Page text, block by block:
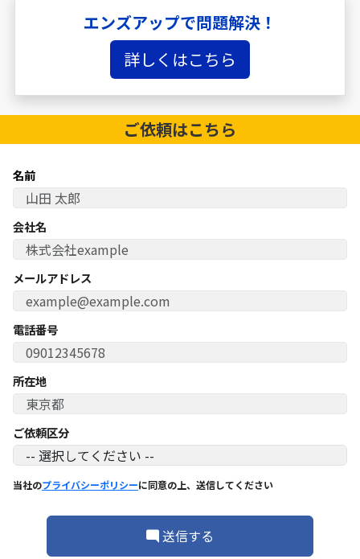
エンズアップで問題解決！
詳しくはこちら
ご依頼はこちら
名前
会社名
メールアドレス
電話番号
所在地
ご依頼区分
当社のプライバシーポリシーに同意の上、送信してください
送信する